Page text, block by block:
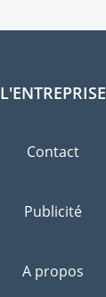
L'ENTREPRISE
Contact
Publicité
A propos